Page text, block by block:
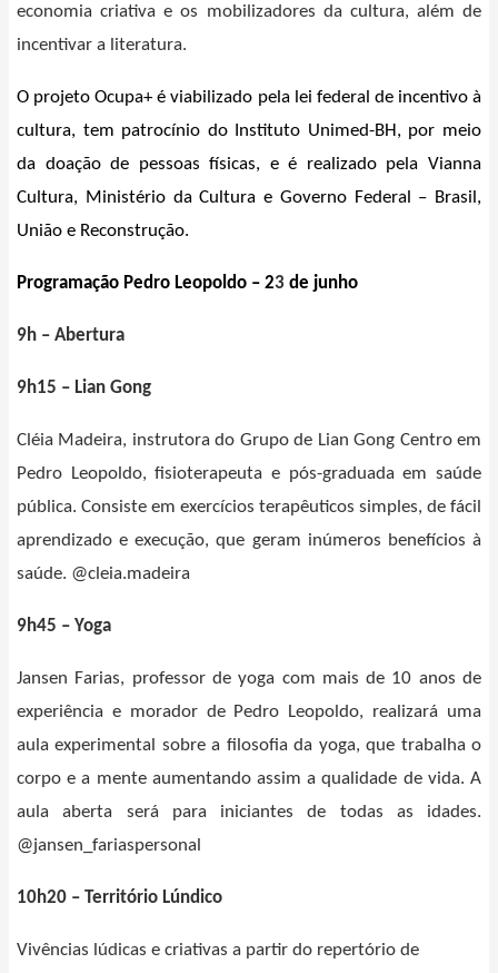
economia criativa e os mobilizadores da cultura, além de
incentivar a literatura.
O projeto Ocupa+ é viabilizado pela lei federal de incentivo à
cultura, tem patrocínio do Instituto Unimed-BH, por meio
da doação de pessoas físicas, e é realizado pela Vianna
Cultura, Ministério da Cultura e Governo Federal – Brasil,
União e Reconstrução.
Programação Pedro Leopoldo – 23 de junho
9h – Abertura
9h15 – Lian Gong
Cléia Madeira, instrutora do Grupo de Lian Gong Centro em
Pedro Leopoldo, fisioterapeuta e pós-graduada em saúde
pública. Consiste em exercícios terapêuticos simples, de fácil
aprendizado e execução, que geram inúmeros benefícios à
saúde. @cleia.madeira
9h45 – Yoga
Jansen Farias, professor de yoga com mais de 10 anos de
experiência e morador de Pedro Leopoldo, realizará uma
aula experimental sobre a filosofia da yoga, que trabalha o
corpo e a mente aumentando assim a qualidade de vida. A
aula aberta será para iniciantes de todas as idades.
@jansen_fariaspersonal
10h20 – Território Lúndico
Vivências lúdicas e criativas a partir do repertório de